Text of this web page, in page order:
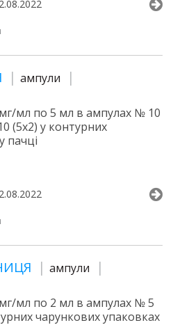
ампули
мг/мл по 5 мл в ампулах № 10
(5х2) у контурних
пачці
ампули
мг/мл по 2 мл в ампулах № 5
чарункових упаковках